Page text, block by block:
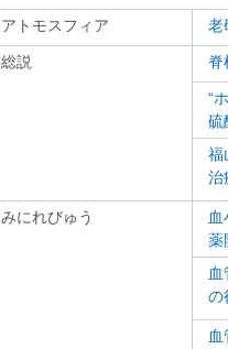
アトモスフィア 老
総説 脊
“
硫
福
治
みにれびゅう
薬
の